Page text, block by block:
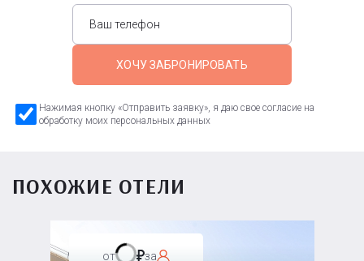
ХОЧУ ЗАБРОНИРОВАТЬ
Нажимая кнопку «Отправить заявку», я даю свое согласие на
обработку моих персональных данных
ПОХОЖИЕ ОТЕЛИ
от за